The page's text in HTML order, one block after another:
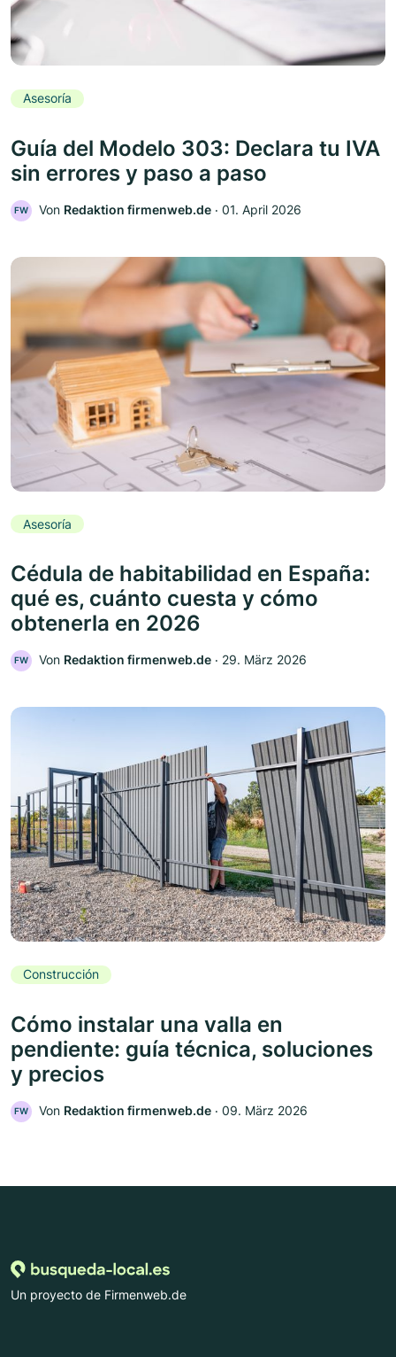
Asesoría
Guía del Modelo 303: Declara tu IVA
sin errores y paso a paso
FW Von Redaktion firmenweb.de ‧ 01. April 2026
Asesoría
Cédula de habitabilidad en España:
qué es, cuánto cuesta y cómo
obtenerla en 2026
FW Von Redaktion firmenweb.de ‧ 29. März 2026
Construcción
Cómo instalar una valla en
pendiente: guía técnica, soluciones
y precios
FW Von Redaktion firmenweb.de ‧ 09. März 2026
Un proyecto de Firmenweb.de